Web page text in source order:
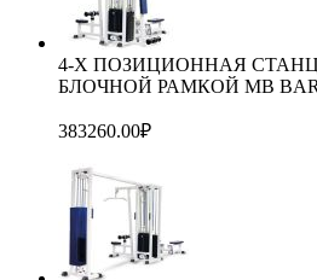
4-Х ПОЗИЦИОННАЯ
БЛОЧНОЙ РАМКОЙ МВ
383260.00₽